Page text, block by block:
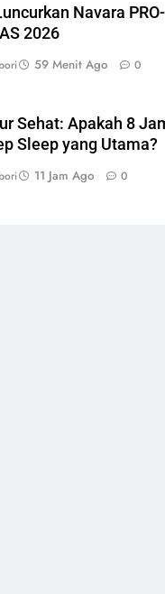
Navara PRO-
2026
59 Menit Ago 0
Sehat: Apakah 8
Sleep yang Utama?
11 Jam Ago 0